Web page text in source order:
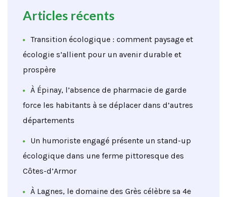
Articles récents
Transition écologique : comment paysage et
écologie s’allient pour un avenir durable et
prospère
À Épinay, l’absence de pharmacie de garde
force les habitants à se déplacer dans d’autres
départements
Un humoriste engagé présente un stand-up
écologique dans une ferme pittoresque des
Côtes-d’Armor
À Lagnes, le domaine des Grès célèbre sa 4e